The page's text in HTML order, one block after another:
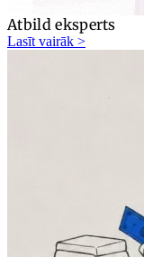
Atbild eksperts
Lasīt vairāk >